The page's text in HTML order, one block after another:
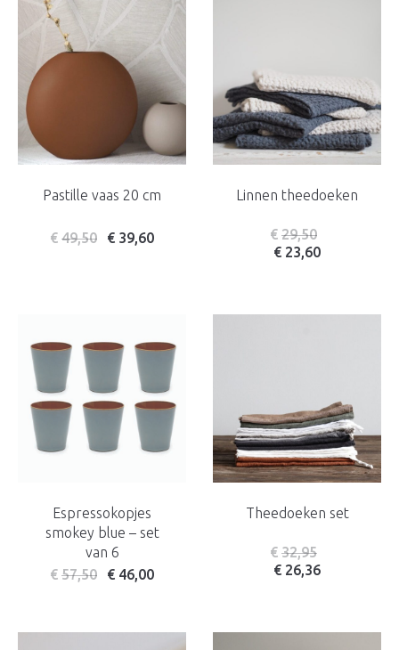
Pastille vaas 20 cm
€ 49,50 € 39,60
Linnen theedoeken
€ 29,50
€ 23,60
Espressokopjes
smokey blue – set
van 6
€ 57,50 € 46,00
Theedoeken set
€ 32,95
€ 26,36